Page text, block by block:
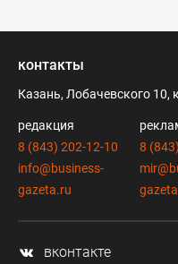
контакты
Казань, Лобачевского 10,
редакция
8 (843) 202-12-10
info@business-
gazeta.ru
8
вконтакте